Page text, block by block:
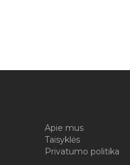
Apie mus
Taisyklės
Privatumo politika